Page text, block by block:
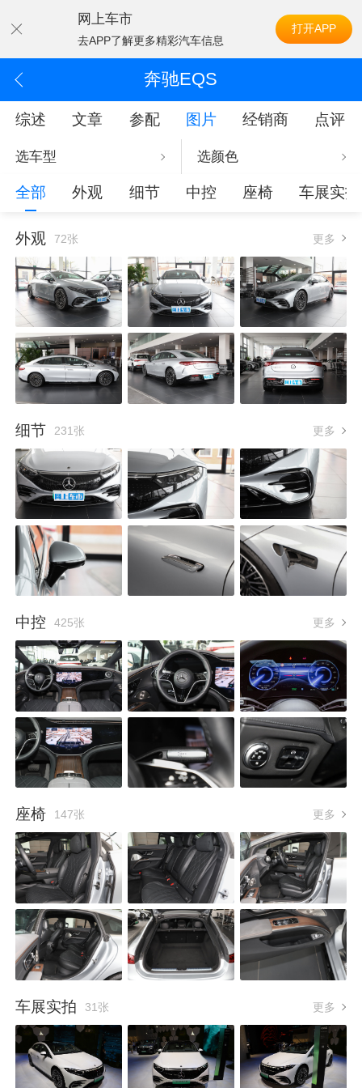
网上车市
去APP了解更多精彩汽车信息
打开APP
奔驰EQS
综述 文章 参配 图片 经销商 点评
选车型 选颜色
全部 外观 细节 中控 座椅 车展实拍
外观 72张 更多
细节 231张 更多
中控 425张 更多
座椅 147张 更多
车展实拍 31张 更多